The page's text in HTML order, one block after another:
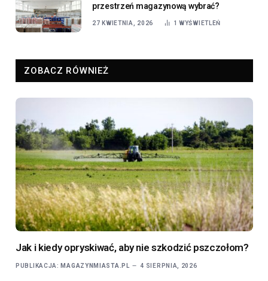
przestrzeń magazynową wybrać?
27 KWIETNIA, 2026 1WYŚWIETLEŃ
ZOBACZ RÓWNIEŻ
Jak i kiedy opryskiwać, aby nie szkodzić pszczołom?
PUBLIKACJA: MAGAZYNMIASTA.PL 4 SIERPNIA, 2026